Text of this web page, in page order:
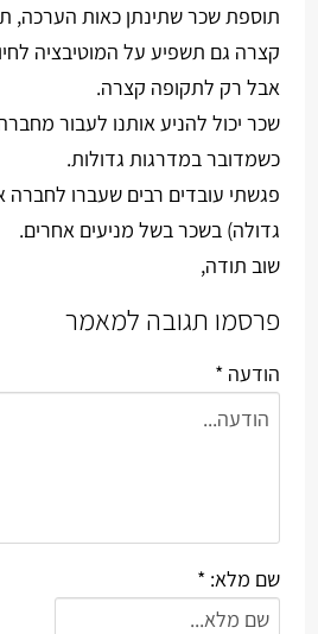
תוספת שכר שתינתן כאות הערכה,
קצרה גם תשפיע על המוטיבציה
אבל רק לתקופה קצרה.
שכר יכול להניע אותנו לעבור
כשמדובר במדרגות גדולות.
פגשתי עובדים רבים שעברו לחברה
גדולה) בשכר בשל מניעים אחרים.
שוב תודה,
פרסמו תגובה למאמר
הודעה *
שם מלא: *